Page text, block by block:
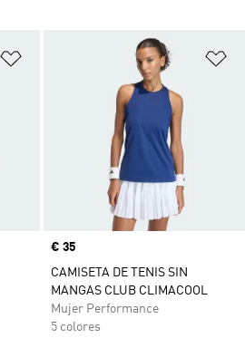
Añadir a la lista de deseos
Precio
€ 35
CAMISETA DE TENIS SIN
MANGAS CLUB CLIMACOOL
Mujer Performance
5 colores